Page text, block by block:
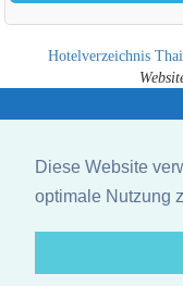
Diese Website
optimale Nutzung
Hotelverzeichnis